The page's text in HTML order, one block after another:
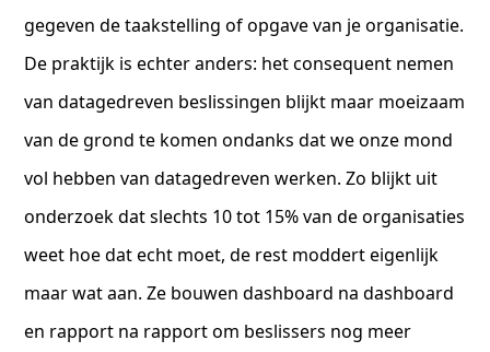
gegeven de taakstelling of opgave van je organisatie.
De praktijk is echter anders: het consequent nemen
van datagedreven beslissingen blijkt maar moeizaam
van de grond te komen ondanks dat we onze mond
vol hebben van datagedreven werken. Zo blijkt uit
onderzoek dat slechts 10 tot 15% van de organisaties
weet hoe dat echt moet, de rest moddert eigenlijk
maar wat aan. Ze bouwen dashboard na dashboard
en rapport na rapport om beslissers nog meer